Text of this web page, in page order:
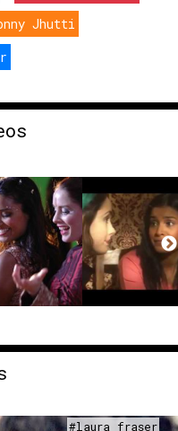
Jhutti
#laura fraser